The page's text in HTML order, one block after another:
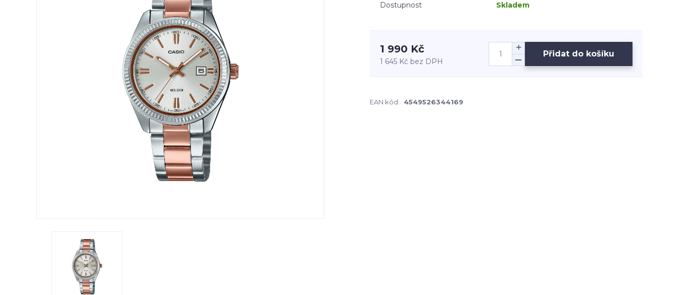
Dostupnost Skladem
1 990 Kč
1 645 Kč bez DPH
Přidat do košíku
EAN kód: 4549526344169